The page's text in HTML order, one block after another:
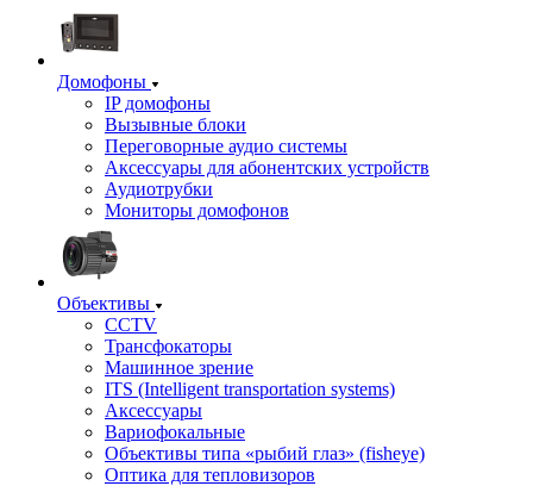
Домофоны
IP домофоны
Вызывные блоки
Переговорные аудио системы
Аксессуары для абонентских устройств
Аудиотрубки
Мониторы домофонов
Объективы
CCTV
Трансфокаторы
Машинное зрение
ITS (Intelligent transportation systems)
Аксессуары
Вариофокальные
Объективы типа «рыбий глаз» (fisheye)
Оптика для тепловизоров